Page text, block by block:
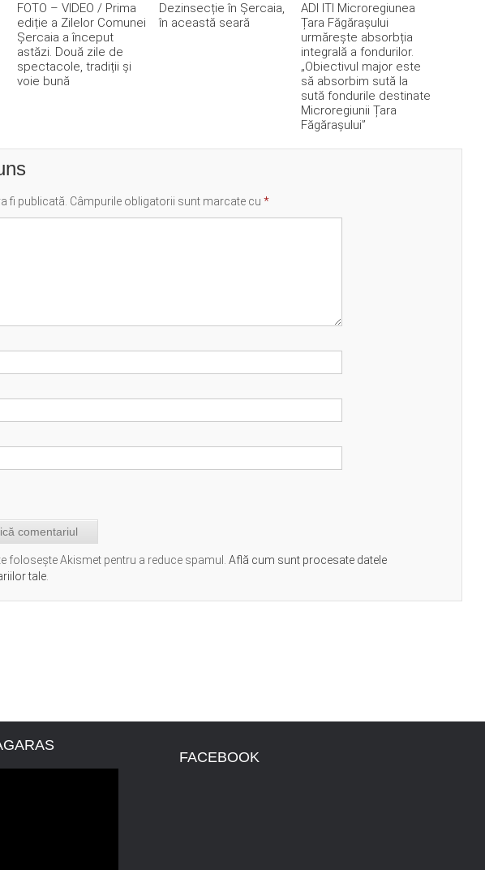
FOTO – VIDEO / Prima
ediție a Zilelor Comunei
Șercaia a început
astăzi. Două zile de
spectacole, tradiții și
voie bună
Dezinsecție în Șercaia,
în această seară
ADI ITI Microregiunea
Țara Făgărașului
urmărește absorbția
integrală a fondurilor.
„Obiectivul major este
să absorbim sută la
sută fondurile destinate
Microregiunii Țara
Făgărașului”
fi publicată. Câmpurile obligatorii sunt marcate cu *
folosește Akismet pentru a reduce spamul. Află cum sunt procesate datele
tale
FACEBOOK